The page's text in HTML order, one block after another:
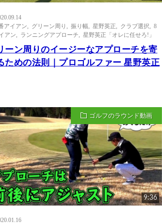
アイアン
グリーン周り 振り幅 星野英正 クラブ選択
8
アン
ランニングアプローチ 星野英正「オレに任せろ!」
ーン周りのイージーなアプローチを寄
ための法則｜プロゴルファー 星野英正
ゴルフのラウンド動画
9:36